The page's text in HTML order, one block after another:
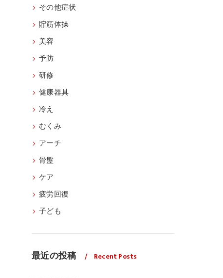
その他症状
貯筋体操
美容
予防
研修
健康器具
冷え
むくみ
アーチ
骨盤
ケア
疲労回復
子ども
最近の投稿 Recent Posts